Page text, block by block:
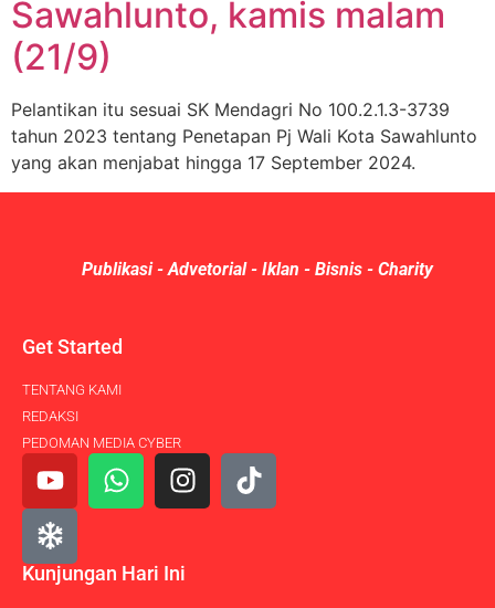
Sawahlunto, kamis malam
(21/9)
Pelantikan itu sesuai SK Mendagri No 100.2.1.3-3739
tahun 2023 tentang Penetapan Pj Wali Kota Sawahlunto
yang akan menjabat hingga 17 September 2024.
Publikasi - Advetorial - Iklan - Bisnis - Charity
Get Started
TENTANG KAMI
REDAKSI
PEDOMAN MEDIA CYBER
Kunjungan Hari Ini